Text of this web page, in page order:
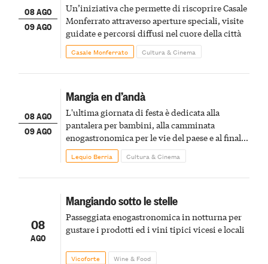
08 AGO
09 AGO
Un’iniziativa che permette di riscoprire Casale
Monferrato attraverso aperture speciali, visite
guidate e percorsi diffusi nel cuore della città
Casale Monferrato Cultura & Cinema
08 AGO
09 AGO
Mangia en d’andà
L'ultima giornata di festa è dedicata alla
pantalera per bambini, alla camminata
enogastronomica per le vie del paese e al finale
pirotecnico
Lequio Berria Cultura & Cinema
08
AGO
Mangiando sotto le stelle
Passeggiata enogastronomica in notturna per
gustare i prodotti ed i vini tipici vicesi e locali
Vicoforte Wine & Food